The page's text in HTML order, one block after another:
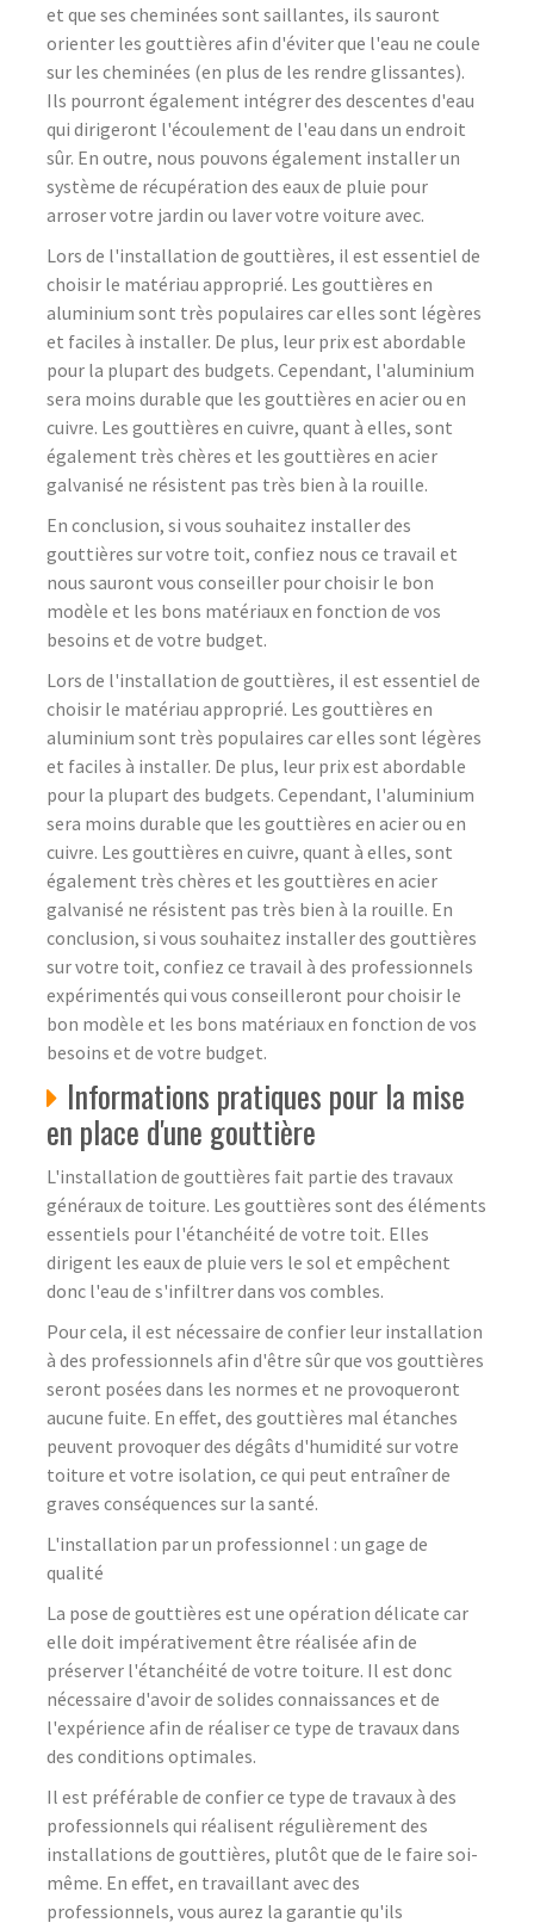
et que ses cheminées sont saillantes, ils sauront
orienter les gouttières afin d'éviter que l'eau ne coule
sur les cheminées (en plus de les rendre glissantes).
Ils pourront également intégrer des descentes d'eau
qui dirigeront l'écoulement de l'eau dans un endroit
sûr. En outre, nous pouvons également installer un
système de récupération des eaux de pluie pour
arroser votre jardin ou laver votre voiture avec.
Lors de l'installation de gouttières, il est essentiel de
choisir le matériau approprié. Les gouttières en
aluminium sont très populaires car elles sont légères
et faciles à installer. De plus, leur prix est abordable
pour la plupart des budgets. Cependant, l'aluminium
sera moins durable que les gouttières en acier ou en
cuivre. Les gouttières en cuivre, quant à elles, sont
également très chères et les gouttières en acier
galvanisé ne résistent pas très bien à la rouille.
En conclusion, si vous souhaitez installer des
gouttières sur votre toit, confiez nous ce travail et
nous sauront vous conseiller pour choisir le bon
modèle et les bons matériaux en fonction de vos
besoins et de votre budget.
Lors de l'installation de gouttières, il est essentiel de
choisir le matériau approprié. Les gouttières en
aluminium sont très populaires car elles sont légères
et faciles à installer. De plus, leur prix est abordable
pour la plupart des budgets. Cependant, l'aluminium
sera moins durable que les gouttières en acier ou en
cuivre. Les gouttières en cuivre, quant à elles, sont
également très chères et les gouttières en acier
galvanisé ne résistent pas très bien à la rouille. En
conclusion, si vous souhaitez installer des gouttières
sur votre toit, confiez ce travail à des professionnels
expérimentés qui vous conseilleront pour choisir le
bon modèle et les bons matériaux en fonction de vos
besoins et de votre budget.
Informations pratiques pour la mise
en place d'une gouttière
L'installation de gouttières fait partie des travaux
généraux de toiture. Les gouttières sont des éléments
essentiels pour l'étanchéité de votre toit. Elles
dirigent les eaux de pluie vers le sol et empêchent
donc l'eau de s'infiltrer dans vos combles.
Pour cela, il est nécessaire de confier leur installation
à des professionnels afin d'être sûr que vos gouttières
seront posées dans les normes et ne provoqueront
aucune fuite. En effet, des gouttières mal étanches
peuvent provoquer des dégâts d'humidité sur votre
toiture et votre isolation, ce qui peut entraîner de
graves conséquences sur la santé.
L'installation par un professionnel : un gage de
qualité
La pose de gouttières est une opération délicate car
elle doit impérativement être réalisée afin de
préserver l'étanchéité de votre toiture. Il est donc
nécessaire d'avoir de solides connaissances et de
l'expérience afin de réaliser ce type de travaux dans
des conditions optimales.
Il est préférable de confier ce type de travaux à des
professionnels qui réalisent régulièrement des
installations de gouttières, plutôt que de le faire soi-
même. En effet, en travaillant avec des
professionnels, vous aurez la garantie qu'ils